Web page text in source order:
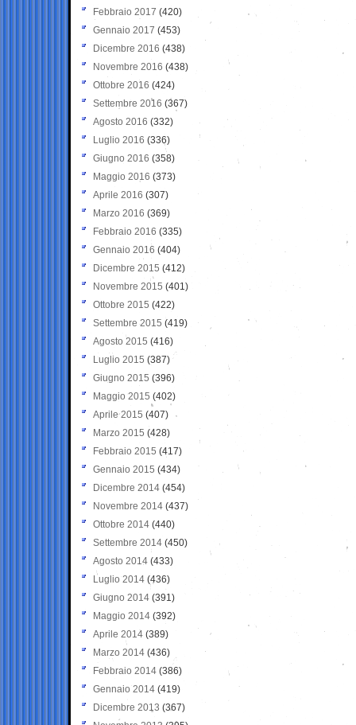
Febbraio 2017 (420)
Gennaio 2017 (453)
Dicembre 2016 (438)
Novembre 2016 (438)
Ottobre 2016 (424)
Settembre 2016 (367)
Agosto 2016 (332)
Luglio 2016 (336)
Giugno 2016 (358)
Maggio 2016 (373)
Aprile 2016 (307)
Marzo 2016 (369)
Febbraio 2016 (335)
Gennaio 2016 (404)
Dicembre 2015 (412)
Novembre 2015 (401)
Ottobre 2015 (422)
Settembre 2015 (419)
Agosto 2015 (416)
Luglio 2015 (387)
Giugno 2015 (396)
Maggio 2015 (402)
Aprile 2015 (407)
Marzo 2015 (428)
Febbraio 2015 (417)
Gennaio 2015 (434)
Dicembre 2014 (454)
Novembre 2014 (437)
Ottobre 2014 (440)
Settembre 2014 (450)
Agosto 2014 (433)
Luglio 2014 (436)
Giugno 2014 (391)
Maggio 2014 (392)
Aprile 2014 (389)
Marzo 2014 (436)
Febbraio 2014 (386)
Gennaio 2014 (419)
Dicembre 2013 (367)